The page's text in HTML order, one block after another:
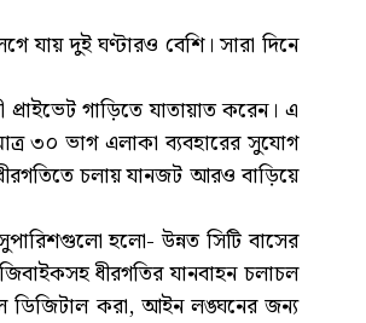
যায় দুই ঘণ্টারও বেশি। সারা দিনে
গাড়িতে যাতায়াত করেন। এ
৩০ ভাগ এলাকা ব্যবহারের সুযোগ
চলায় যানজট আরও বাড়িয়ে
হলো- উন্নত সিটি বাসের
ধীরগতির যানবাহন চলাচল
ডিজিটাল করা, আইন লঙ্ঘনের জন্য